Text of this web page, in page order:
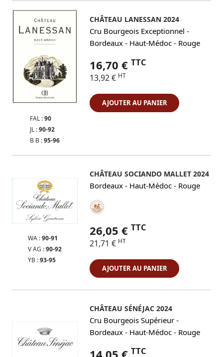
FAL :90
JL :90-92
B B :95-96
CHÂTEAU LANESSAN 2024
Cru Bourgeois Exceptionnel -
Bordeaux - Haut-Médoc - Rouge
16,70 € TTC
13,92 € HT
AJOUTER AU PANIER
WA :90-91
V AG :90-92
YB :93-95
CHÂTEAU SOCIANDO MALLET 2024
Bordeaux - Haut-Médoc - Rouge
26,05 € TTC
21,71 € HT
AJOUTER AU PANIER
CHÂTEAU SÉNÉJAC 2024
Cru Bourgeois Supérieur -
Bordeaux - Haut-Médoc - Rouge
14,05 € TTC